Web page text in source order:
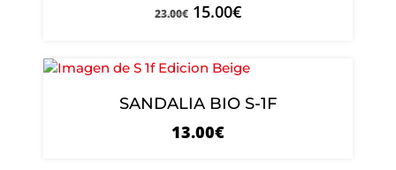
23.00€ 15.00€
SANDALIA BIO S-1F
13.00€